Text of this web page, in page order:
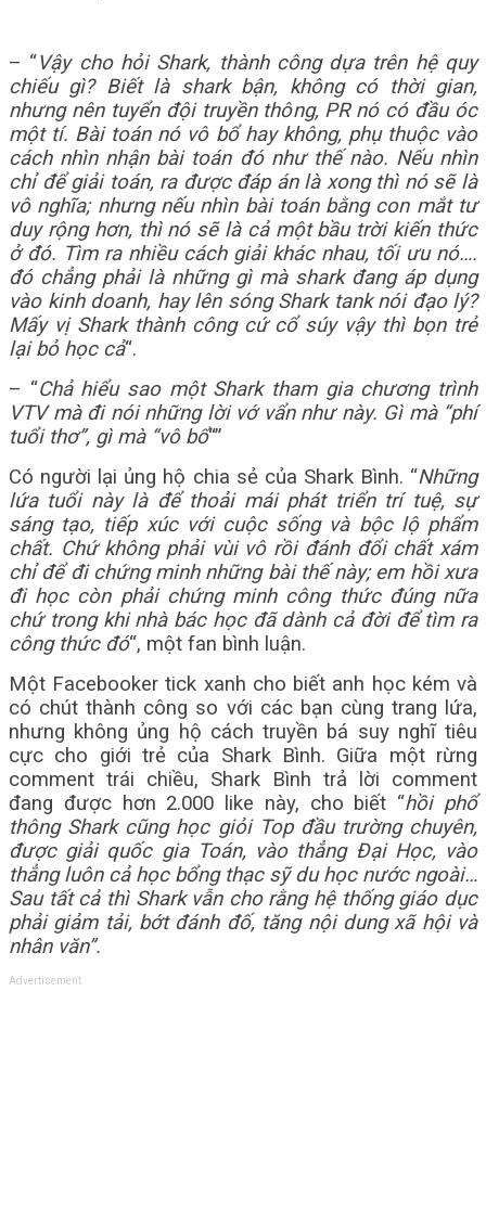
– “Vậy cho hỏi Shark, thành công dựa trên hệ quy
chiếu gì? Biết là shark bận, không có thời gian,
nhưng nên tuyển đội truyền thông, PR nó có đầu óc
một tí. Bài toán nó vô bổ hay không, phụ thuộc vào
cách nhìn nhận bài toán đó như thế nào. Nếu nhìn
chỉ để giải toán, ra được đáp án là xong thì nó sẽ là
vô nghĩa; nhưng nếu nhìn bài toán bằng con mắt tư
duy rộng hơn, thì nó sẽ là cả một bầu trời kiến thức
ở đó. Tìm ra nhiều cách giải khác nhau, tối ưu nó….
đó chẳng phải là những gì mà shark đang áp dụng
vào kinh doanh, hay lên sóng Shark tank nói đạo lý?
Mấy vị Shark thành công cứ cổ súy vậy thì bọn trẻ
lại bỏ học cả“.
– “Chả hiểu sao một Shark tham gia chương trình
VTV mà đi nói những lời vớ vẩn như này. Gì mà “phí
tuổi thơ”, gì mà “vô bổ“”
Có người lại ủng hộ chia sẻ của Shark Bình. “Những
lứa tuổi này là để thoải mái phát triển trí tuệ, sự
sáng tạo, tiếp xúc với cuộc sống và bộc lộ phẩm
chất. Chứ không phải vùi vô rồi đánh đổi chất xám
chỉ để đi chứng minh những bài thế này; em hồi xưa
đi học còn phải chứng minh công thức đúng nữa
chứ trong khi nhà bác học đã dành cả đời để tìm ra
công thức đó“, một fan bình luận.
Một Facebooker tick xanh cho biết anh học kém và
có chút thành công so với các bạn cùng trang lứa,
nhưng không ủng hộ cách truyền bá suy nghĩ tiêu
cực cho giới trẻ của Shark Bình. Giữa một rừng
comment trái chiều, Shark Bình trả lời comment
đang được hơn 2.000 like này, cho biết “hồi phổ
thông Shark cũng học giỏi Top đầu trường chuyên,
được giải quốc gia Toán, vào thẳng Đại Học, vào
thẳng luôn cả học bổng thạc sỹ du học nước ngoài…
Sau tất cả thì Shark vẫn cho rằng hệ thống giáo dục
phải giảm tải, bớt đánh đố, tăng nội dung xã hội và
nhân văn”.
Advertisement